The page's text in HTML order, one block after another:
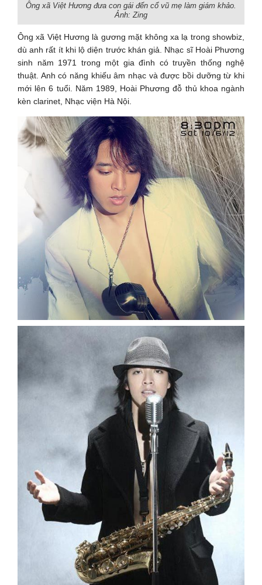
Ông xã Việt Hương đưa con gái đến cổ vũ mẹ làm giám khảo.
Ảnh: Zing
Ông xã Việt Hương là gương mặt không xa lạ trong showbiz,
dù anh rất ít khi lộ diện trước khán giả. Nhạc sĩ Hoài Phương
sinh năm 1971 trong một gia đình có truyền thống nghệ
thuật. Anh có năng khiếu âm nhạc và được bồi dưỡng từ khi
mới lên 6 tuổi. Năm 1989, Hoài Phương đỗ thủ khoa ngành
kèn clarinet, Nhạc viện Hà Nội.